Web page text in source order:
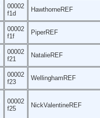
00002
f1d
HawthorneREF
00002
f1f
PiperREF
00002
f21
NatalieREF
00002
f23
WellinghamREF
00002
f25
NickValentineREF